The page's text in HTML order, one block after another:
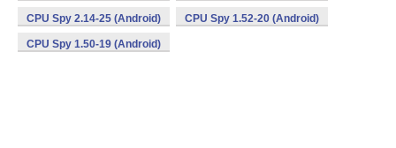
CPU Spy 2.14-25 (Android) CPU Spy 1.52-20 (Android)
CPU Spy 1.50-19 (Android)